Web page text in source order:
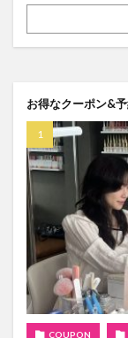
お得なクーポン&
COUPON